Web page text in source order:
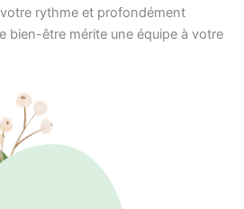
rythme et profondément
bien-être mérite une équipe à votre